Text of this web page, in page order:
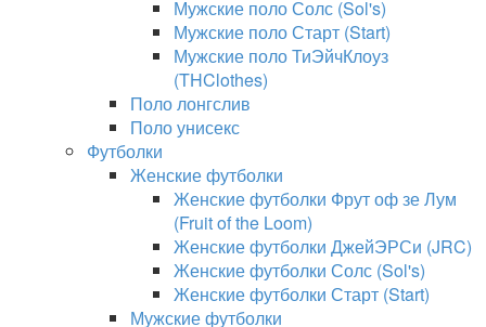
Мужские поло Солс (Sol's)
Мужские поло Старт (Start)
Мужские поло ТиЭйчКлоуз
(THClothes)
Поло лонгслив
Поло унисекс
Футболки
Женские футболки
Женские футболки Фрут оф зе Лум
(Fruit of the Loom)
Женские футболки ДжейЭРСи (JRC)
Женские футболки Солс (Sol's)
Женские футболки Старт (Start)
Мужские футболки